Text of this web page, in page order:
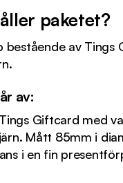
paketet?
bestående av Tings
av:
Giftcard med
Mått 85mm i
i en fin